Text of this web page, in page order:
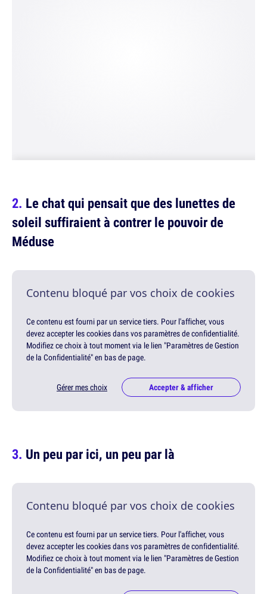
Le chat qui pensait que des lunettes de
soleil suffiraient à contrer le pouvoir de
Méduse
Contenu bloqué par vos choix de cookies
Ce contenu est fourni par un service tiers. Pour l'afficher, vous
devez accepter les cookies dans vos paramètres de confidentialité.
Modifiez ce choix à tout moment via le lien "Paramètres de Gestion
de la Confidentialité" en bas de page.
Gérer mes choix Accepter & afficher
Un peu par ici, un peu par là
Contenu bloqué par vos choix de cookies
Ce contenu est fourni par un service tiers. Pour l'afficher, vous
devez accepter les cookies dans vos paramètres de confidentialité.
Modifiez ce choix à tout moment via le lien "Paramètres de Gestion
de la Confidentialité" en bas de page.